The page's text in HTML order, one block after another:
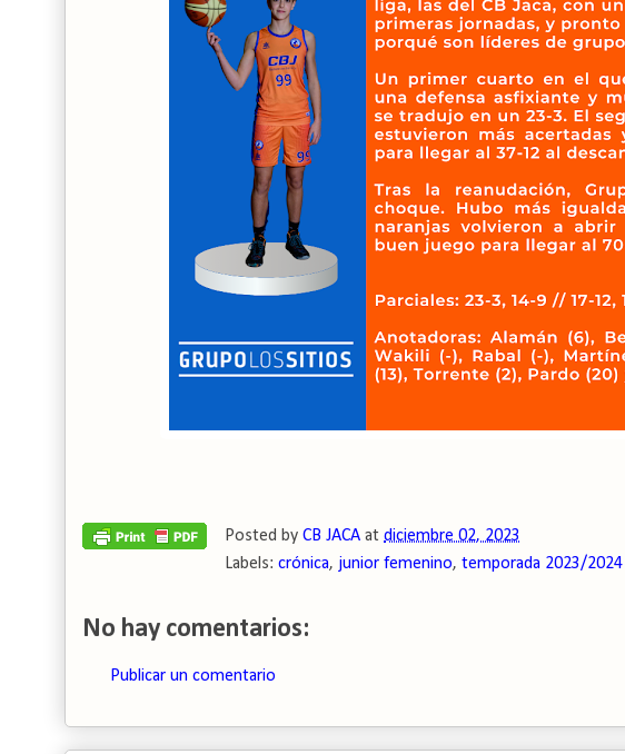
Posted by CB JACA at diciembre 02, 2023
Labels: crónica, junior femenino, temporada 2023/2024
No hay comentarios:
Publicar un comentario